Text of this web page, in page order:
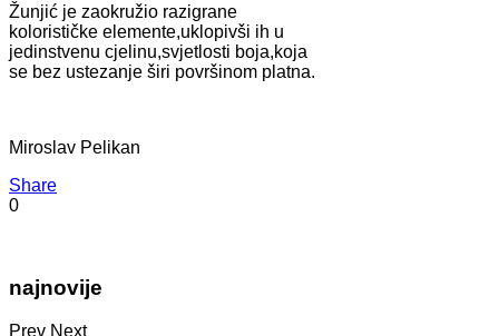
Žunjić je zaokružio razigrane
kolorističke elemente,uklopivši ih u
jedinstvenu cjelinu,svjetlosti boja,koja
se bez ustezanje širi površinom platna.
Miroslav Pelikan
Share
0
najnovije
Prev Next